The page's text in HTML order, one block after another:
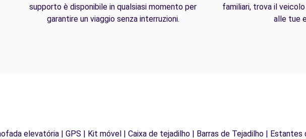
supporto è disponibile in qualsiasi momento per
garantire un viaggio senza interruzioni.
familiari, trova il
alle tue
elevatória | GPS | Kit móvel | Caixa de tejadilho | Barras de Tejadilho | Estantes